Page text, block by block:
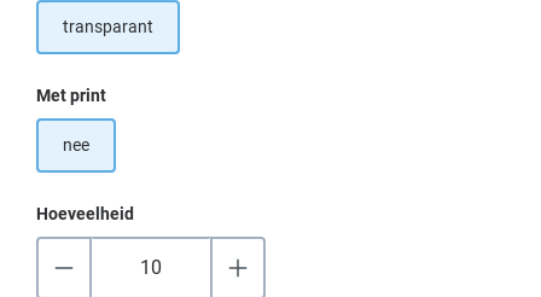
transparant
Selecteer
Met print
nee
Hoeveelheid